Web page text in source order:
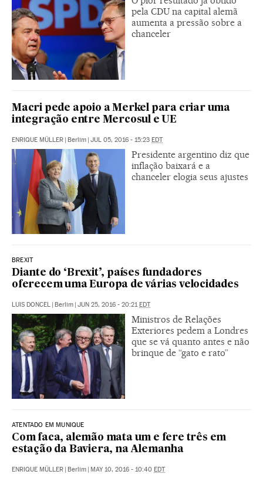
pela CDU na capital alemã
aumenta a pressão sobre a
chanceler
Macri pede apoio a Merkel para criar uma
integração entre Mercosul e UE
ENRIQUE MÜLLER Berlim JUL 05, 2016 - 15:23 EDT
Presidente argentino diz que
inflação baixará e a
chanceler elogia seus ajustes
BREXIT
Diante do ‘Brexit’, países fundadores
oferecem uma Europa de várias velocidades
LUIS DONCEL Berlim JUN 25, 2016 - 20:21 EDT
Ministros de Relações
Exteriores pedem a Londres
que se vá quanto antes e não
brinque de “gato e rato”
ATENTADO EM MUNIQUE
Com faca, alemão mata um e fere três em
estação da Baviera, na Alemanha
ENRIQUE MÜLLER Berlim MAY 10, 2016 - 10:40 EDT